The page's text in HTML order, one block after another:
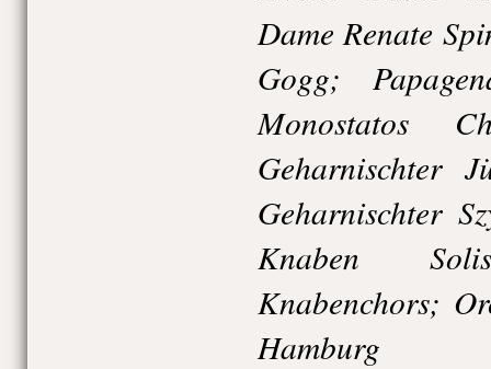
Dame Renate
Gogg;
Monostatos
Geharnischter
Geharnischter
Knaben
Knabenchors;
Hamburg